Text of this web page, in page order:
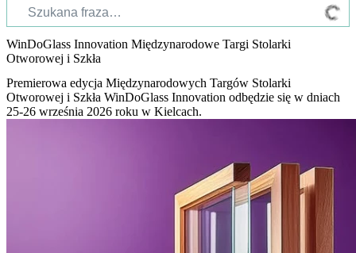
WinDoGlass Innovation Międzynarodowe Targi Stolarki
Otworowej i Szkła
Premierowa edycja Międzynarodowych Targów Stolarki
Otworowej i Szkła WinDoGlass Innovation odbędzie się w dniach
25-26 września 2026 roku w Kielcach.